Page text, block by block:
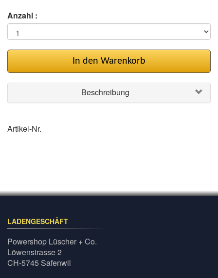
Anzahl :
In den Warenkorb
Beschreibung
Artikel-Nr.
LADENGESCHÄFT
Powershop Lüscher + Co.
Löwenstrasse 2
CH-5745 Safenwil